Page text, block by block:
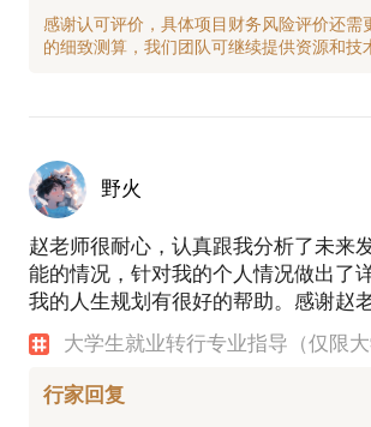
感谢认可评价，具体项目财务风险评价还需
野火
赵老师很耐心，认真跟我分析了未来
能的情况，针对我的个人情况做出了
我的人生规划有很好的帮助。感谢赵老
大学生就业转行专业指导（仅限大
行家回复